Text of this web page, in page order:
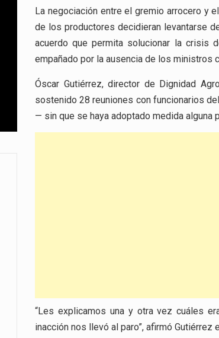
La negociación entre el gremio arrocero y
de los productores decidieran levantarse
acuerdo que permita solucionar la crisis
empañado por la ausencia de los ministros
Óscar Gutiérrez, director de Dignidad
sostenido 28 reuniones con funcionarios
— sin que se haya adoptado medida alguna
“Les explicamos una y otra vez cuáles
inacción nos llevó al paro”, afirmó Gutiérrez